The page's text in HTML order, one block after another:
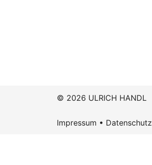
© 2026 ULRICH HANDL
Impressum • Datenschutz